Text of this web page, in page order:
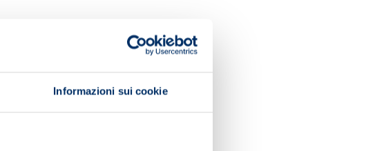
Informazioni sui cookie